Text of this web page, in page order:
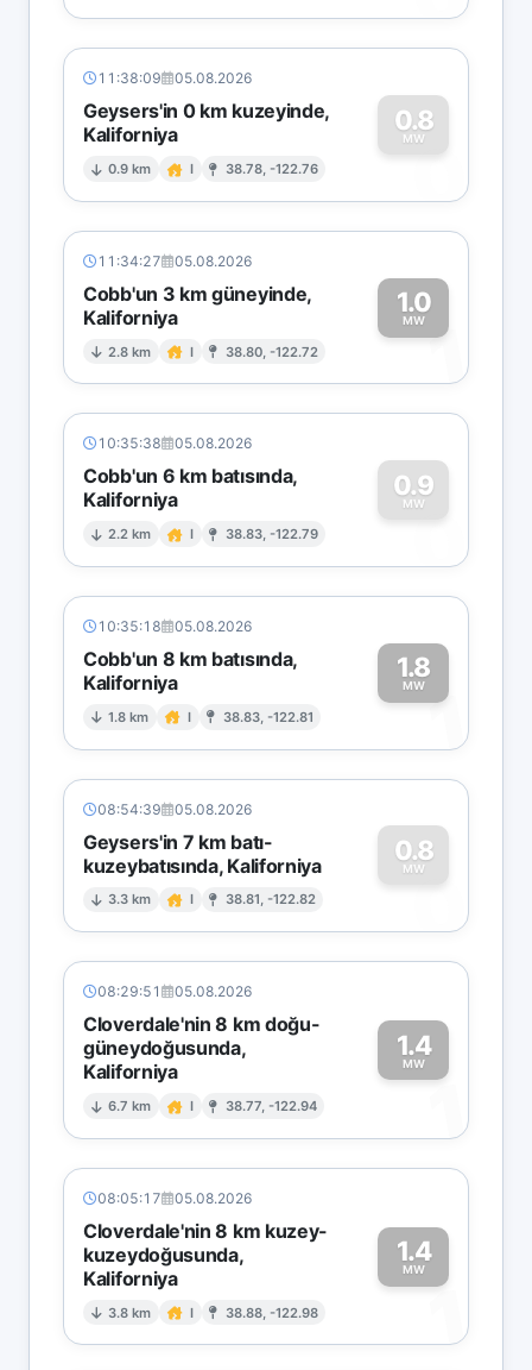
11:38:09 05.08.2026
Geysers'in 0 km kuzeyinde,
Kaliforniya
0.9 km I 38.78, -122.76
0.8
MW
0
11:34:27 05.08.2026
Cobb'un 3 km güneyinde,
Kaliforniya
2.8 km I 38.80, -122.72
1.0
MW1
10:35:38 05.08.2026
Cobb'un 6 km batısında,
Kaliforniya
2.2 km I 38.83, -122.79
0.9
MW
0
10:35:18 05.08.2026
Cobb'un 8 km batısında,
Kaliforniya
1.8 km I 38.83, -122.81
1.8
MW1
08:54:39 05.08.2026
Geysers'in 7 km batı-
kuzeybatısında, Kaliforniya
3.3 km I 38.81, -122.82
0.8
MW
0
08:29:51 05.08.2026
Cloverdale'nin 8 km doğu-
güneydoğusunda,
Kaliforniya
6.7 km I 38.77, -122.94
1.4
MW
1
08:05:17 05.08.2026
Cloverdale'nin 8 km kuzey-
kuzeydoğusunda,
Kaliforniya
3.8 km I 38.88, -122.98
1.4
MW
1